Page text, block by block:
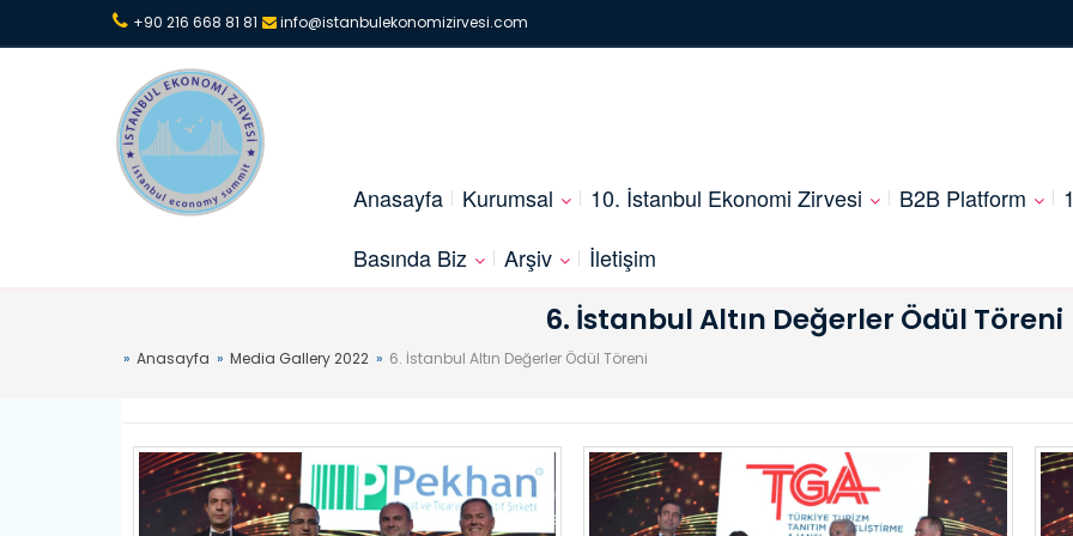
+90 216 668 81 81 info@istanbulekonomizirvesi.com
Anasayfa Kurumsal 10. İstanbul Ekonomi Zirvesi B2B Platform
Basında Biz
Arşiv İletişim
6. İstanbul Altın Değerler Ödül Töreni
Anasayfa Media Gallery 2022 6. İstanbul Altın Değerler Ödül Töreni